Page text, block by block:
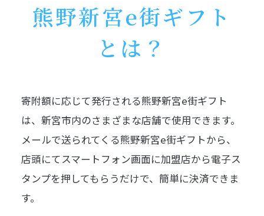
熊野新宮e街ギフト
とは？
寄附額に応じて発行される熊野新宮e街ギフト
は、新宮市内のさまざまな店舗で使用できます。
メールで送られてくる熊野新宮e街ギフトから、
店頭にてスマートフォン画面に加盟店から電子ス
タンプを押してもらうだけで、簡単に決済できま
す。